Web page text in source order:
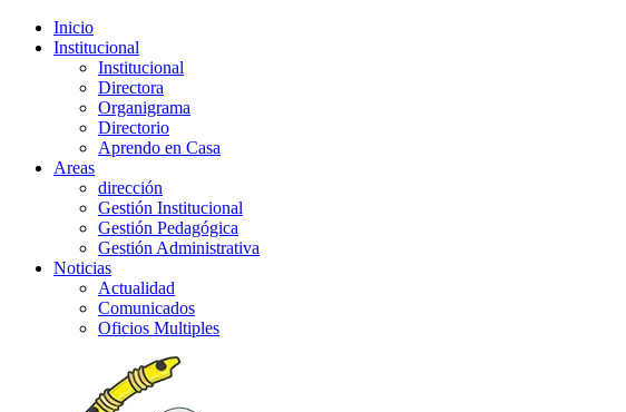
Inicio
Institucional
Institucional
Directora
Organigrama
Directorio
Aprendo en Casa
Areas
dirección
Gestión Institucional
Gestión Pedagógica
Gestión Administrativa
Noticias
Actualidad
Comunicados
Oficios Multiples